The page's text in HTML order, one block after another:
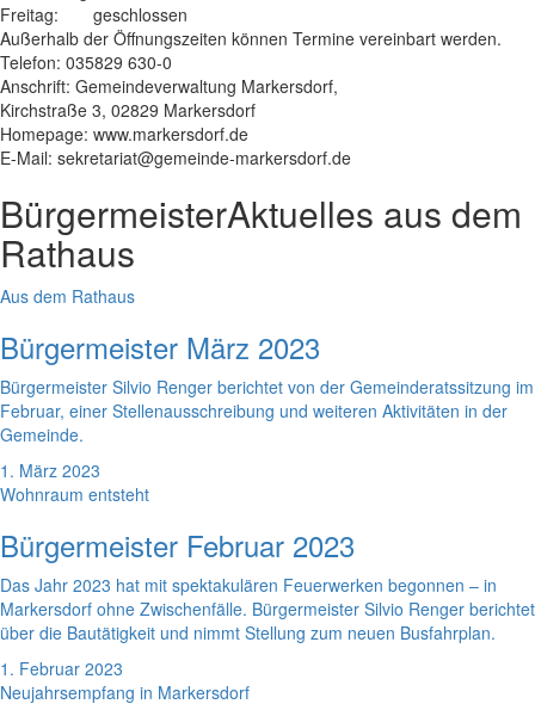
Freitag:
geschlossen
Außerhalb der Öffnungszeiten können Termine vereinbart werden.
Telefon: 035829 630-0
Anschrift: Gemeindeverwaltung Markersdorf,
Kirchstraße 3, 02829 Markersdorf
Homepage: www.markersdorf.de
E-Mail: sekretariat@gemeinde-markersdorf.de
BürgermeisterAktuelles aus dem
Rathaus
Aus dem Rathaus
Bürgermeister März 2023
Bürgermeister Silvio Renger berichtet von der Gemeinderatssitzung im
Februar, einer Stellenausschreibung und weiteren Aktivitäten in der
Gemeinde.
1. März 2023
Wohnraum entsteht
Bürgermeister Februar 2023
Das Jahr 2023 hat mit spektakulären Feuerwerken begonnen – in
Markersdorf ohne Zwischenfälle. Bürgermeister Silvio Renger berichtet
über die Bautätigkeit und nimmt Stellung zum neuen Busfahrplan.
1. Februar 2023
Neujahrsempfang in Markersdorf